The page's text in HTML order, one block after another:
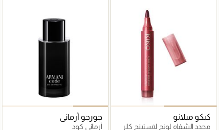
كيكو ميلانو
محدد الشفاه لونج لاستينج كلر
جورجو أرماني
أرماني كود